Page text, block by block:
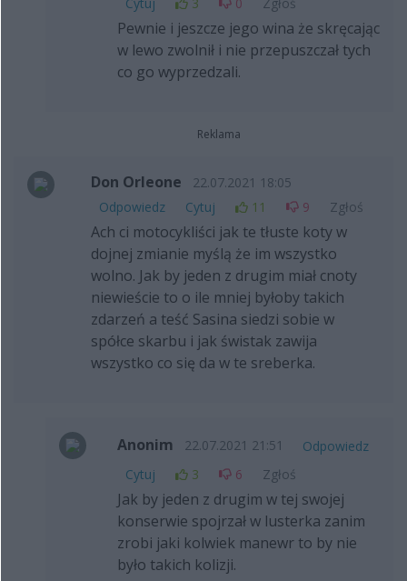
Cytuj 3 0 Zgłoś
Pewnie i jeszcze jego wina że skręcając
w lewo zwolnił i nie przepuszczał tych
co go wyprzedzali.
Reklama
Don Orleone
22.07.2021 18:05
Odpowiedz
Cytuj 11 9 Zgłoś
Ach ci motocykliści jak te tłuste koty w
dojnej zmianie myślą że im wszystko
wolno. Jak by jeden z drugim miał cnoty
niewieście to o ile mniej byłoby takich
zdarzeń a teść Sasina siedzi sobie w
spółce skarbu i jak świstak zawija
wszystko co się da w te sreberka.
Anonim 22.07.2021 21:51
Odpowiedz
Cytuj
3 6 Zgłoś
Jak by jeden z drugim w tej swojej
konserwie spojrzał w lusterka zanim
zrobi jaki kolwiek manewr to by nie
było takich kolizji.